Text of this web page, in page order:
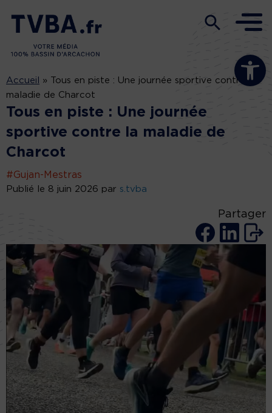
Ouvrir la
Accueil »
Tous en piste : Une journée sportive contre la
maladie de Charcot
Tous en piste : Une journée
sportive contre la maladie de
Charcot
#Gujan-Mestras
Publié le 8 juin 2026 par s.tvba
Partager